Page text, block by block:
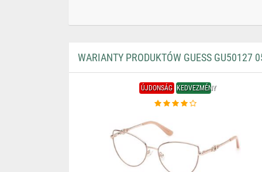
WARIANTY PRODUKTÓW GUESS GU50127
ÚJDONSÁG KEDVEZMÉNY